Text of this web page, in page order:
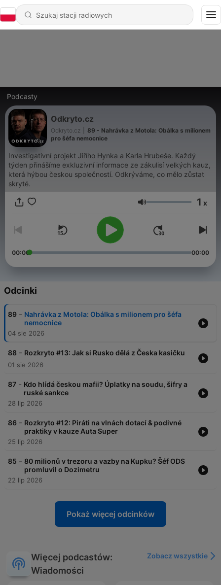
Podcasty
Odkryto.cz
Odkryto.cz
89 - Nahrávka z Motola: Obálka s milionem
pro šéfa nemocnice
Investigativní projekt Jiřího Hynka a Karla Hrubeše. Každý
týden přinášíme exkluzivní informace ze zákulisí velkých kauz,
která hýbou českou společností. Odkrýváme, co mělo zůstat
skryté.
Głośność 1 x
00:00 00:00
Odcinki
89 - Nahrávka z Motola: Obálka s milionem pro šéfa
nemocnice
04 sie 2026
88 - Rozkryto #13: Jak si Rusko dělá z Česka kasičku
01 sie 2026
87 - Kdo hlídá českou mafii? Úplatky na soudu, šifry a
ruské sankce
28 lip 2026
86 - Rozkryto #12: Piráti na vlnách dotací & podivné
praktiky v kauze Auta Super
25 lip 2026
85 - 80 milionů v trezoru a vazby na Kupku? Šéf ODS
promluvil o Dozimetru
22 lip 2026
Pokaż więcej odcinków
Więcej podcastów:
Wiadomości
Zobacz wszystkie